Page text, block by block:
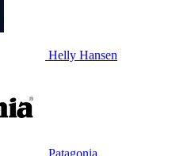
Helly Hansen
Patagonia